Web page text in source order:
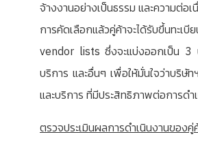
จ้างงานอย่างเป็นธรรม และความต่อ
การคัดเลือกแล้วคู่ค้าจะได้รับขึ้น
vendor lists ซึ่งจะแบ่งออกเป็น 3
บริการ และอื่นๆ เพื่อให้มั่นใจว่าบริษั
และบริการ ที่มีประสิทธิภาพต่อการดำ
ตรวจประเมินผลการดำเนินงานของคู่